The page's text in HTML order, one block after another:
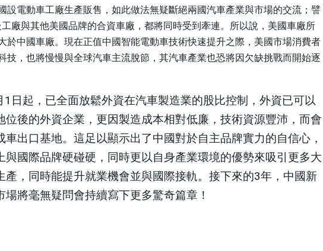
設電動車工廠生產販售，如此做法無疑斷絕兩國汽車產業與市場的交流；譬
廠與其他美國品牌的合資車廠，都將同時受到牽連。所以說，美國車廠所
於中國車廠。現在正值中國智能電動車技術快速提升之際，美國市場消費者
技，也將慢慢與全球汽車主流脫節，其汽車產業也恐將因欠缺挑戰而開始逐
1 日起，已全面放鬆外資在汽車製造業的股比控制，外資已可以
位後的外資企業，更因製造成本相對低廉，技術資源豐沛，而會
出口基地。這足以顯示出了中國對於自主品牌實力的自信心，
與國際品牌硬碰硬，同時更以自身產業環境的優勢來吸引更多大
產，同時能提升就業機會並與國際接軌。接下來的3年，中國新
將毫無疑問會持續寫下更多驚奇篇章！